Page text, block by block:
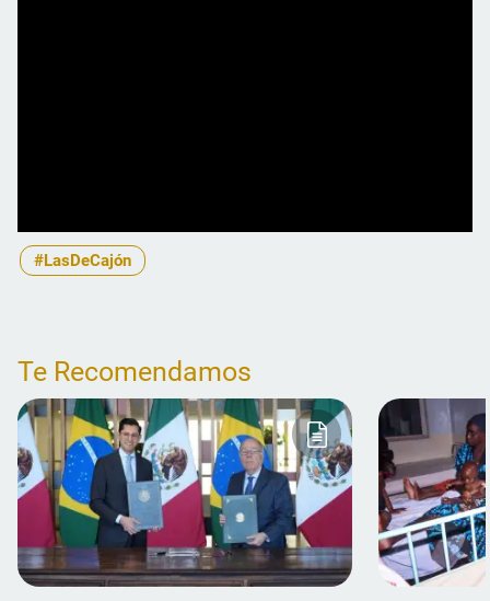
#LasDeCajón
Te Recomendamos